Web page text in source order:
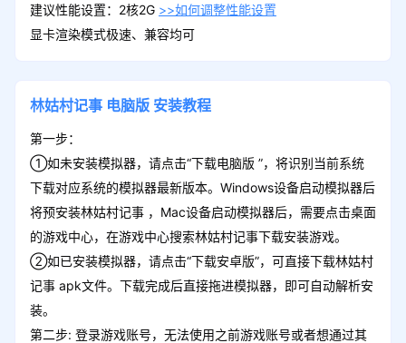
建议性能设置：2核2G >>如何调整性能设置
显卡渲染模式极速、兼容均可
林姑村记事 电脑版 安装教程
第一步：
①如未安装模拟器，请点击“下载电脑版 ”，将识别当前系统
下载对应系统的模拟器最新版本。Windows设备启动模拟器后
将预安装林姑村记事 ，Mac设备启动模拟器后，需要点击桌面
的游戏中心，在游戏中心搜索林姑村记事下载安装游戏。
②如已安装模拟器，请点击“下载安卓版”，可直接下载林姑村
记事 apk文件。下载完成后直接拖进模拟器，即可自动解析安
装。
第二步: 登录游戏账号，无法使用之前游戏账号或者想通过其